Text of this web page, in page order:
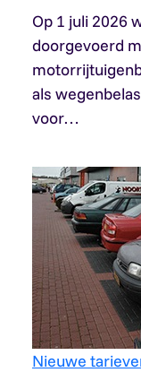
Op 1 juli 2026
doorgevoerd
als
voor…
Nieuwe